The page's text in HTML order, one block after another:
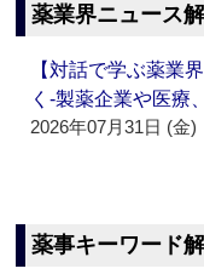
薬業界ニュース
【対話で学ぶ薬業
く‐製薬企業や医
2026年07月31日 (金)
薬事キーワード